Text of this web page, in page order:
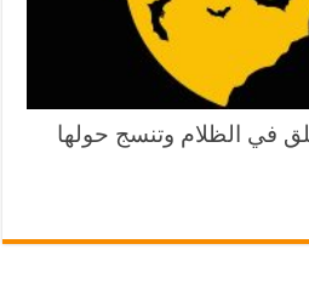
في الظلام وتنسج حولها